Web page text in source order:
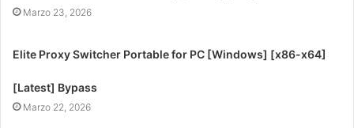
Marzo 23, 2026
Elite Proxy Switcher Portable for PC [Windows] [x86-x64]
[Latest] Bypass
Marzo 22, 2026